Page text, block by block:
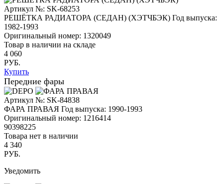
Артикул №: SK-68253
РЕШЁТКА РАДИАТОРА (СЕДАН) (ХЭТЧБЭК) Год выпуска:
1982-1993
Оригинальный номер: 1320049
Товар в наличии на складе
4 060
РУБ.
Купить
Передние фары
Артикул №: SK-84838
ФАРА ПРАВАЯ Год выпуска: 1990-1993
Оригинальный номер: 1216414
90398225
Товара нет в наличии
4 340
РУБ.
Уведомить